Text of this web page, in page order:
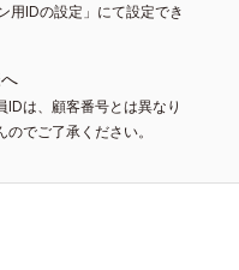
IDの設定」にて設定でき
IDは、顧客番号とは異なり
でご了承ください。